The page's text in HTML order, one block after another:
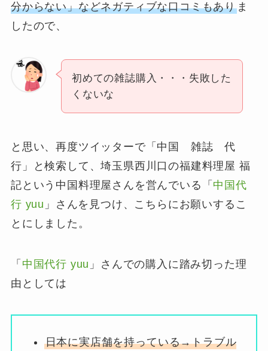
分からない」などネガティブな口コミもあり ま
したので、
初めての雑誌購入・・・失敗した
くないな
と思い、再度ツイッターで「中国 雑誌 代
行」と検索して、埼玉県西川口の福建料理屋 福
記という中国料理屋さんを営んでいる「 中国代
行 yuu 」さんを見つけ、こちらにお願いするこ
とにしました。
「 中国代行 yuu 」さんでの購入に踏み切った理
由としては
日本に実店舗を持っている→トラブル